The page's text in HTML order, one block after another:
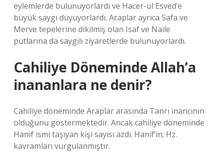
eylemlerde bulunuyorlardı ve Hacer-ül Esved’e
büyük saygı duyuyorlardı. Araplar ayrıca Safa ve
Merve tepelerine dikilmiş olan Isaf ve Naile
putlarına da saygılı ziyaretlerde bulunuyorlardı.
Cahiliye Döneminde Allah’a
inananlara ne denir?
Cahiliye döneminde Araplar arasında Tanrı inancının
olduğunu göstermektedir. Ancak cahiliye döneminde
Hanif ismi taşıyan kişi sayısı azdı. Hanif’in; Hz.
kavramları vurgulanmıştır.